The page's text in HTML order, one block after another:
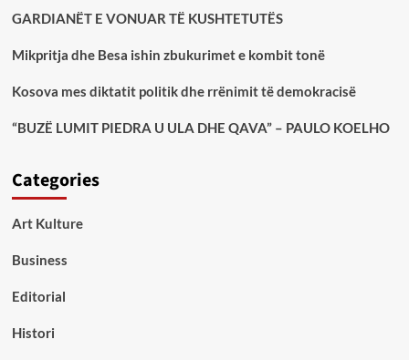
GARDIANËT E VONUAR TË KUSHTETUTËS
Mikpritja dhe Besa ishin zbukurimet e kombit tonë
Kosova mes diktatit politik dhe rrënimit të demokracisë
“BUZË LUMIT PIEDRA U ULA DHE QAVA” – PAULO KOELHO
Categories
Art Kulture
Business
Editorial
Histori